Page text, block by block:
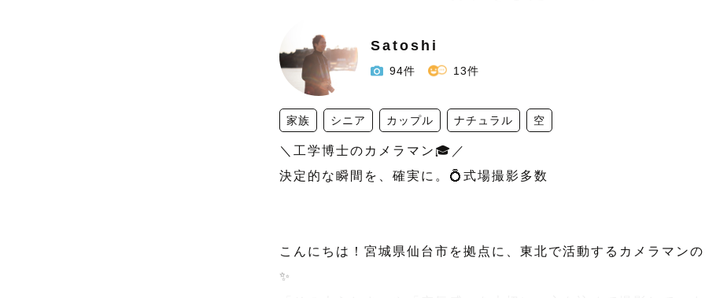
Satoshi
94件 13件
家族 シニア カップル ナチュラル 空
＼工学博士のカメラマン🎓／
決定的な瞬間を、確実に。💍式場撮影多数
こんにちは！宮城県仙台市を拠点に、東北で活動するカメラマン
✨️